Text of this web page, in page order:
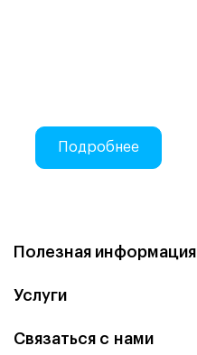
Подробнее
Полезная информация
Услуги
Связаться с нами